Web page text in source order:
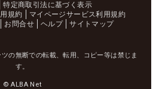
特定商取引法に基づく表示
規約
マイページサービス利用規約
お問合せ ヘルプ サイトマップ
の無断での転載、転用、コピー等は禁じま
す。
© ALBA Net